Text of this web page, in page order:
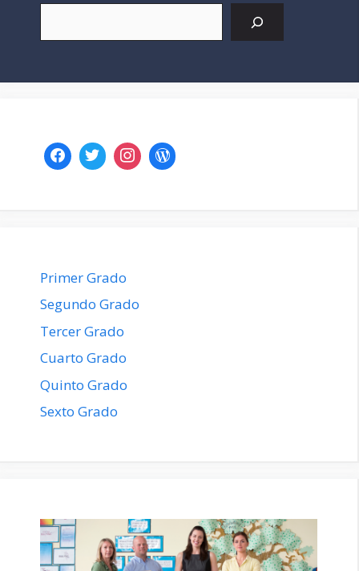
Primer Grado
Segundo Grado
Tercer Grado
Cuarto Grado
Quinto Grado
Sexto Grado